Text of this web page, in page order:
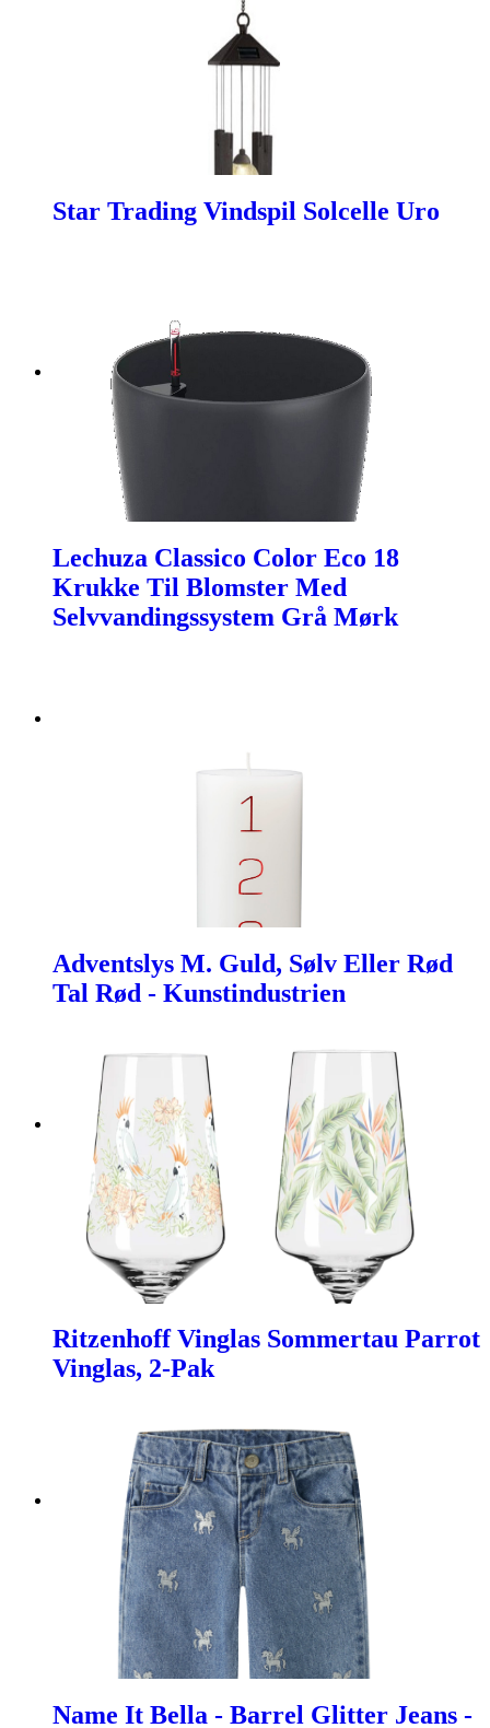
Star Trading Vindspil Solcelle Uro
Lechuza Classico Color Eco 18
Krukke Til Blomster Med
Selvvandingssystem Grå Mørk
Adventslys M. Guld, Sølv Eller Rød
Tal Rød - Kunstindustrien
Ritzenhoff Vinglas Sommertau Parrot
Vinglas, 2-Pak
Name It Bella - Barrel Glitter Jeans -